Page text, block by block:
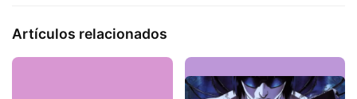
Artículos relacionados